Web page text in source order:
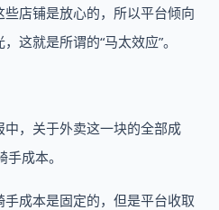
店铺是放心的，所以平台倾向
这就是所谓的“马太效应”。
，关于外卖这一块的全部成
成本。
成本是固定的，但是平台收取